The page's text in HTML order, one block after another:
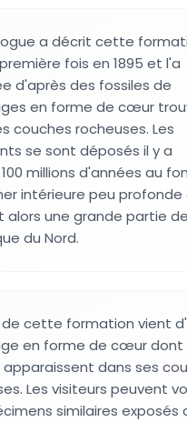
a décrit cette
fois en 1895 et l'a
d'après des fossiles de
en forme de cœur
couches rocheuses. Les
se sont déposés il y a
millions d'années au
intérieure peu profonde
alors une grande partie de
du Nord.
de cette formation vient
en forme de cœur dont
apparaissent dans ses
Les visiteurs peuvent
similaires exposés